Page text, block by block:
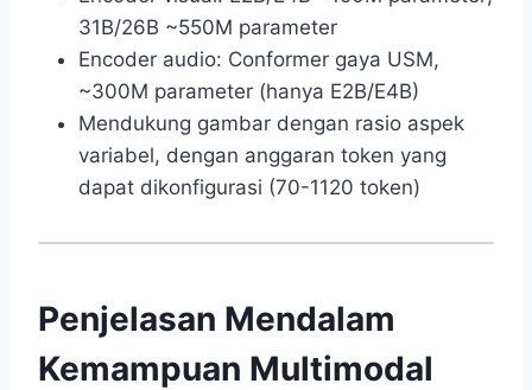
31B/26B ~550M parameter
Encoder audio: Conformer gaya USM,
~300M parameter (hanya E2B/E4B)
Mendukung gambar dengan rasio aspek
variabel, dengan anggaran token yang
dapat dikonfigurasi (70-1120 token)
Penjelasan Mendalam
Kemampuan Multimodal